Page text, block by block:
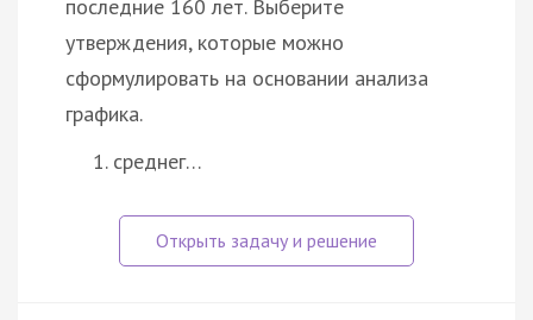
последние 160 лет. Выберите
утверждения, которые можно
сформулировать на основании анализа
графика.
среднег…